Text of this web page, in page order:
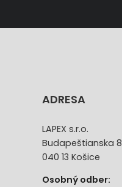
ADRESA
LAPEX s.r.o.
Budapeštianska 8
040 13 Košice
Osobný odber: